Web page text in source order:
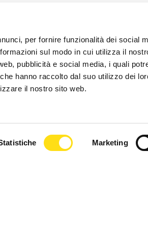
per fornire funzionalità dei social
sul modo in cui utilizza il
pubblicità e social media, i quali
hanno raccolto dal suo utilizzo dei
il nostro sito web.
Marketing
"Preoccupa l'